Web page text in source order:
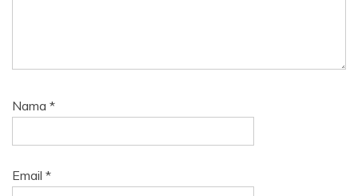
Nama *
Email *